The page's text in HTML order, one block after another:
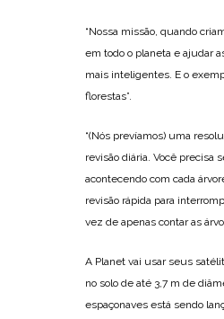
“Nossa missão, quando
em todo o planeta e ajudar
mais inteligentes. E o
florestas”.
“(Nós prevíamos) uma
revisão diária. Você precisa
acontecendo com cada
revisão rápida para
vez de apenas contar as
A Planet vai usar seus
no solo de até 3,7 m de
espaçonaves está sendo